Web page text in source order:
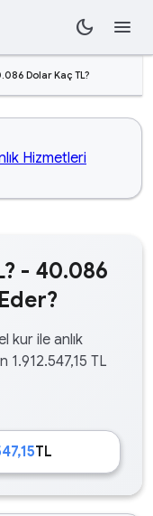
dark_mode menu
Dolar Kaç TL?
- 40.086
kur ile anlık
TL
TL